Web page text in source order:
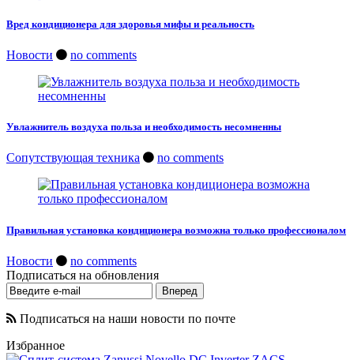
Вред кондиционера для здоровья мифы и реальность
Новости no comments
Увлажнитель воздуха польза и необходимость несомненны
Сопутствующая техника no comments
Правильная установка кондиционера возможна только профессионалом
Новости
no comments
Подписаться на обновления
Подписаться на наши новости по почте
Избранное